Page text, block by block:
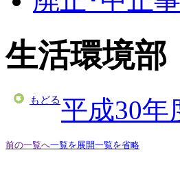
生活環境部
もどる平成30
前の一覧へ一覧を展開一覧を省略